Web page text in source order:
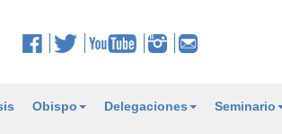
Obispo Delegaciones Seminario